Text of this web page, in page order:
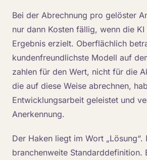
Bei der Abrechnung pro gelöster
nur dann Kosten fällig, wenn die
Ergebnis erzielt. Oberflächlich
kundenfreundlichste Modell auf
zahlen für den Wert, nicht für die
die auf diese Weise abrechnen,
Entwicklungsarbeit geleistet und
Anerkennung.
Der Haken liegt im Wort „Lösung“.
branchenweite Standarddefinition.